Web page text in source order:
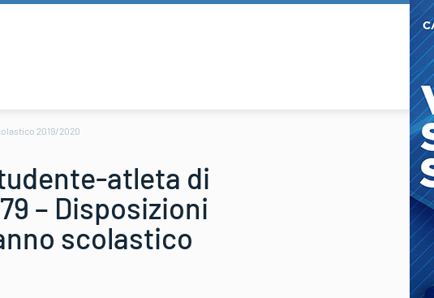
2019/2020
atleta di
– Disposizioni
scolastico